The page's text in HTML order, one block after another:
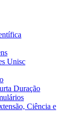
Unisc
Duração
Ciência e